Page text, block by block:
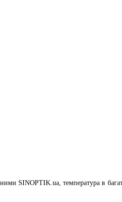
SINOPTIK.ua, температура в